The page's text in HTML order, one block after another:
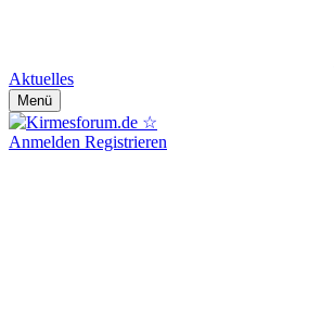
Aktuelles
Menü
Anmelden Registrieren